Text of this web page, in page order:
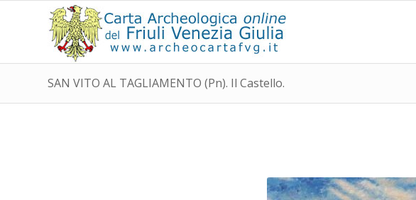
SAN VITO AL TAGLIAMENTO (Pn). Il Castello.